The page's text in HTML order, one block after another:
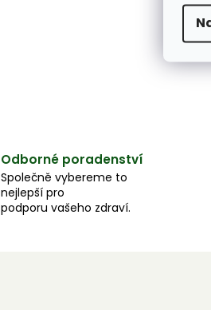
Odborné poradenství
Společně vybereme to
nejlepší pro
podporu vašeho zdraví.